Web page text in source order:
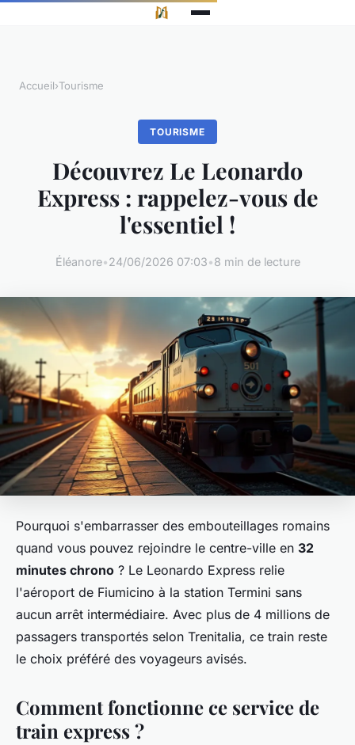
Accueil›Tourisme
TOURISME
Découvrez Le Leonardo
Express : rappelez-vous de
l'essentiel !
Éléanore•24/06/2026 07:03•8 min de lecture
Pourquoi s'embarrasser des embouteillages romains
quand vous pouvez rejoindre le centre-ville en 32
minutes chrono ? Le Leonardo Express relie
l'aéroport de Fiumicino à la station Termini sans
aucun arrêt intermédiaire. Avec plus de 4 millions de
passagers transportés selon Trenitalia, ce train reste
le choix préféré des voyageurs avisés.
Comment fonctionne ce service de
train express ?